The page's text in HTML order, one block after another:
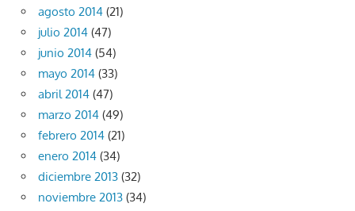
agosto 2014 (21)
julio 2014 (47)
junio 2014 (54)
mayo 2014 (33)
abril 2014 (47)
marzo 2014 (49)
febrero 2014 (21)
enero 2014 (34)
diciembre 2013 (32)
noviembre 2013 (34)